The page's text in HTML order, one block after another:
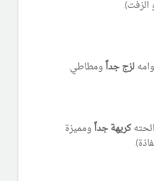
الزفت).
لزج جداًومطاطي.
كريهة جداًومميزة